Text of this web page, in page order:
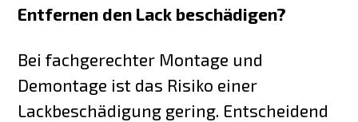
Entfernen den Lack beschädigen?
Bei fachgerechter Montage und
Demontage ist das Risiko einer
Lackbeschädigung gering. Entscheidend